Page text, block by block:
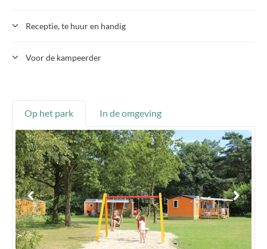
Receptie, te huur en handig
Voor de kampeerder
Op het park In de omgeving